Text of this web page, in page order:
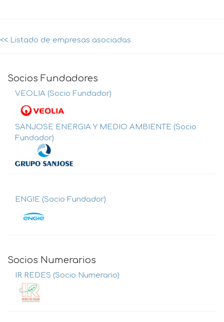
<< Listado de empresas asociadas
Socios Fundadores
VEOLIA (Socio Fundador)
SANJOSE ENERGIA Y MEDIO AMBIENTE (Socio
Fundador)
ENGIE (Socio Fundador)
Socios Numerarios
IR REDES (Socio Numerario)